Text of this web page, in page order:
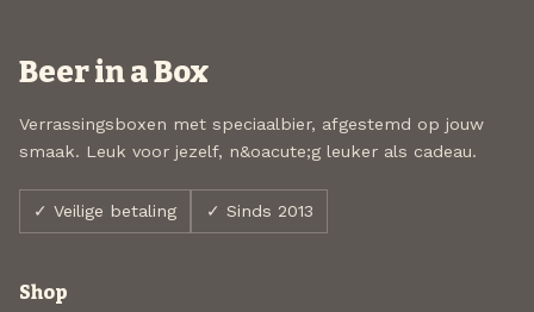
Beer in a Box
Verrassingsboxen met speciaalbier, afgestemd op jouw
smaak. Leuk voor jezelf, n&oacute;g leuker als cadeau.
✓ Veilige betaling ✓ Sinds 2013
Shop